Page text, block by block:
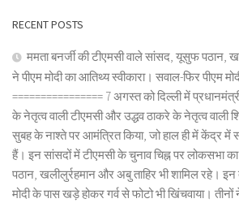
RECENT POSTS
ममता बनर्जी की टीएमसी वाले सांसद, यूसुफ पठान,
ने पीएम मोदी का आतिथ्य स्वीकारा। सवाल-फिर पीएम
================ 7 अगस्त को दिल्ली में
के नेतृत्व वाली टीएमसी और उद्धव ठाकरे के नेतृत्व वाली
सुबह के नाश्ते पर आमंत्रित किया, जो हाल ही में केंद्र में
हैं। इन सांसदों में टीएमसी के चुनाव चिह्न पर लोकसभा
पठान, खलीलुर्रहमान और अबु ताहिर भी शामिल रहे। इन
मोदी के पास खड़े होकर गर्व से फोटो भी खिंचवाया। तीनों